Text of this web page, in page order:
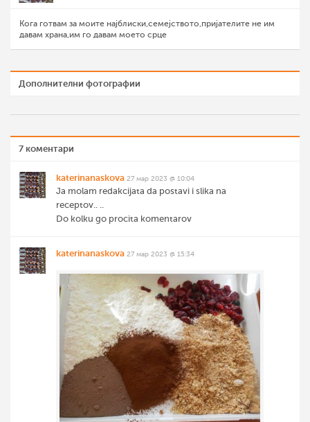
Кога готвам за моите најблиски,семејството,пријателите не им
давам храна,им го давам моето срце
Дополнителни фотографии
7 коментари
katerinanaskova 27 мар 2023 @ 10:04
Ja molam redakcijata da postavi i slika na
receptov.. ..
Do kolku go procita komentarov
katerinanaskova 27 мар 2023 @ 15:34